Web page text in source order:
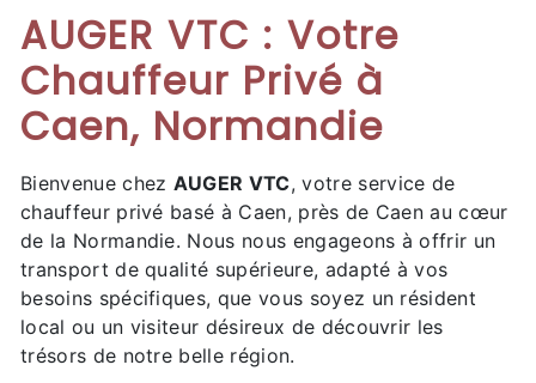
AUGER VTC : Votre
Chauffeur Privé à
Caen, Normandie
Bienvenue chez AUGER VTC, votre service de
chauffeur privé basé à Caen, près de Caen au cœur
de la Normandie. Nous nous engageons à offrir un
transport de qualité supérieure, adapté à vos
besoins spécifiques, que vous soyez un résident
local ou un visiteur désireux de découvrir les
trésors de notre belle région.